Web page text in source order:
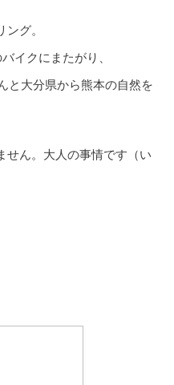
グ。
イクにまたがり、
と大分県から熊本の自然を
せん。大人の事情です（い